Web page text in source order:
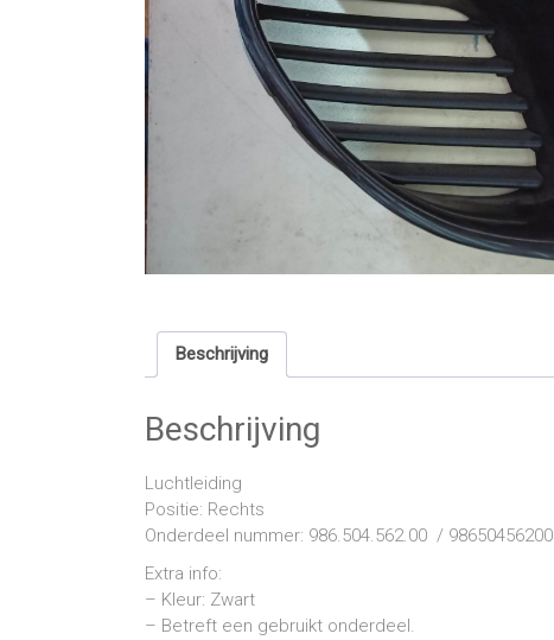
Beschrijving
Beschrijving
Luchtleiding
Positie: Rechts
Onderdeel nummer: 986.504.562.00 / 98650456200
Extra info:
– Kleur: Zwart
– Betreft een gebruikt onderdeel.